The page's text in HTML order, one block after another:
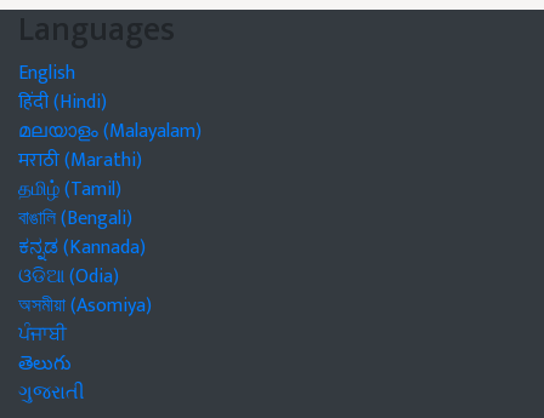
Languages
English
हिंदी (Hindi)
മലയാളം (Malayalam)
मराठी (Marathi)
தமிழ் (Tamil)
বাঙালি (Bengali)
ಕನ್ನಡ (Kannada)
ଓଡିଆ (Odia)
অসমীয়া (Asomiya)
ਪੰਜਾਬੀ
తెలుగు
ગુજરાતી